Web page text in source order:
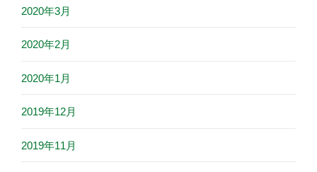
2020年3月
2020年2月
2020年1月
2019年12月
2019年11月